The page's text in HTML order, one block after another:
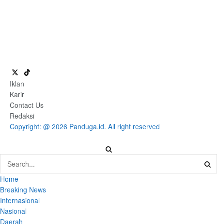
Iklan
Karir
Contact Us
Redaksi
Copyright: @ 2026 Panduga.id. All right reserved
Home
Breaking News
Internasional
Nasional
Daerah